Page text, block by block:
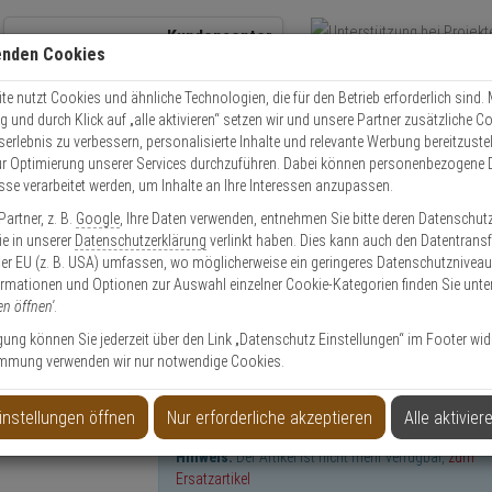
Kundencenter
Kontaktservice nutzen
Mo. - Do.: 8:00 - 16:30 Fr. 8:00 - 14:00 Uhr
LVE IP-Kamera 4K T/N IR PoE IP66 IK10
N IR PoE IP66 IK10
Hinweis:Der Artikel ist nicht mehr verfügbar,zum
Ersatzartikel
Cookies
nutzt Cookies und ähnliche Technologien, die für den Betrieb erforderlich sind.
und durch Klick auf „alle aktivieren“ setzen wir und unsere Partner zusätzliche
zu verbessern, personalisierte Inhalte und relevante Werbung
Optimierung unserer Services durchzuführen. Dabei können personenbezogene
verarbeitet werden, um Inhalte an Ihre Interessen anzupassen.
z. B. Google , Ihre Daten verwenden, entnehmen Sie bitte deren
in unserer Datenschutzerklärung verlinkt haben. Dies kann auch den
EU (z. B. USA) umfassen, wo möglicherweise ein geringeres Datenschutzniveau
und Optionen zur Auswahl einzelner Cookie-Kategorien finden Sie
öffnen'.
können Sie jederzeit über den Link „Datenschutz Einstellungen“ im Footer
verwenden wir nur notwendige Cookies.
öffnen Nur erforderliche akzeptieren Alle